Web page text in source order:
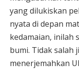
yang dilukiskan
nyata di depan
kedamaian, inilah
bumi. Tidak salah
menerjemahkan